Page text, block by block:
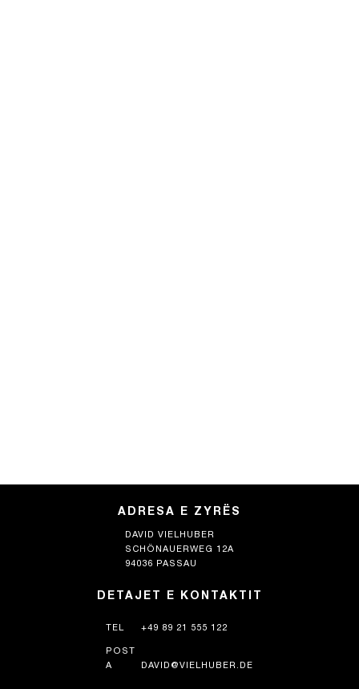
ADRESA E ZYRËS
DAVID VIELHUBER
SCHÖNAUERWEG 12A
94036 PASSAU
DETAJET E KONTAKTIT
TEL +49 89 21 555 122
POST
A
DAVID@VIELHUBER.DE